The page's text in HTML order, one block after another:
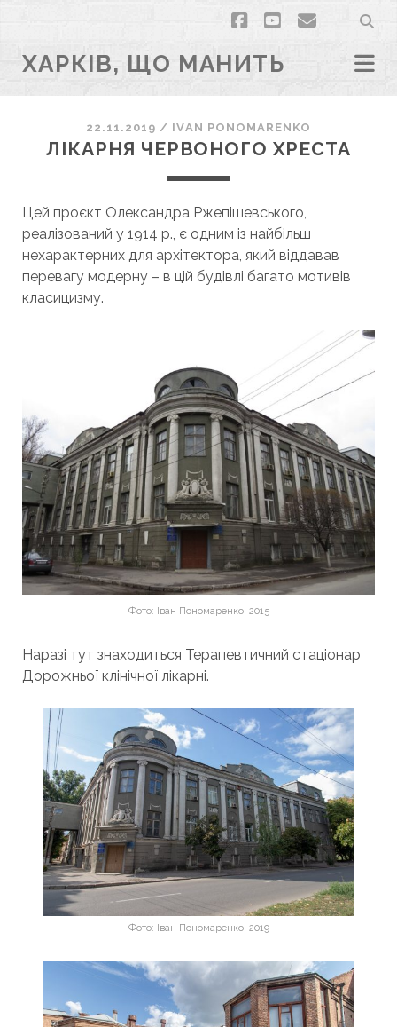
facebook
youtubeemail
ХАРКІВ, ЩО МАНИТЬ
22.11.2019 / ІVAN PONOMARENKO
ЛІКАРНЯ ЧЕРВОНОГО ХРЕСТА
Цей проєкт Олександра Ржепішевського,
реалізований у 1914 р., є одним із найбільш
нехарактерних для архітектора, який віддавав
перевагу модерну – в цій будівлі багато мотивів
класицизму.
Фото: Іван Пономаренко, 2015
Наразі тут знаходиться Терапевтичний стаціонар
Дорожньої клінічної лікарні.
Фото: Іван Пономаренко, 2019